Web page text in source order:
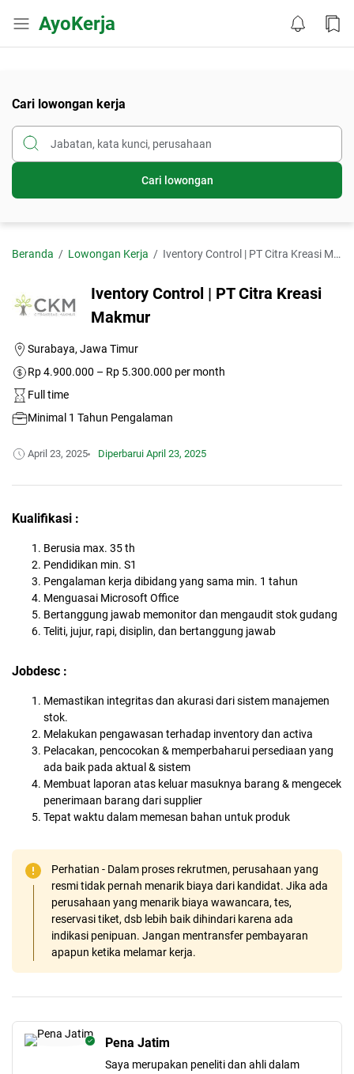
AyoKerja
Cari lowongan kerja
Cari lowongan
Beranda Lowongan Kerja Iventory Control | PT Citra Kreasi Makmur
Iventory Control | PT Citra Kreasi
Makmur
Surabaya, Jawa Timur
Rp 4.900.000 – Rp 5.300.000 per month
Full time
Minimal 1 Tahun Pengalaman
April 23, 2025 Diperbarui April 23, 2025
Kualifikasi :
Berusia max. 35 th
Pendidikan min. S1
Pengalaman kerja dibidang yang sama min. 1 tahun
Menguasai Microsoft Office
Bertanggung jawab memonitor dan mengaudit stok gudang
Teliti, jujur, rapi, disiplin, dan bertanggung jawab
Jobdesc :
Memastikan integritas dan akurasi dari sistem manajemen
stok.
Melakukan pengawasan terhadap inventory dan activa
Pelacakan, pencocokan & memperbaharui persediaan yang
ada baik pada aktual & sistem
Membuat laporan atas keluar masuknya barang & mengecek
penerimaan barang dari supplier
Tepat waktu dalam memesan bahan untuk produk
Perhatian - Dalam proses rekrutmen, perusahaan yang
resmi tidak pernah menarik biaya dari kandidat. Jika ada
perusahaan yang menarik biaya wawancara, tes,
reservasi tiket, dsb lebih baik dihindari karena ada
indikasi penipuan. Jangan mentransfer pembayaran
apapun ketika melamar kerja.
Pena Jatim
Saya merupakan peneliti dan ahli dalam